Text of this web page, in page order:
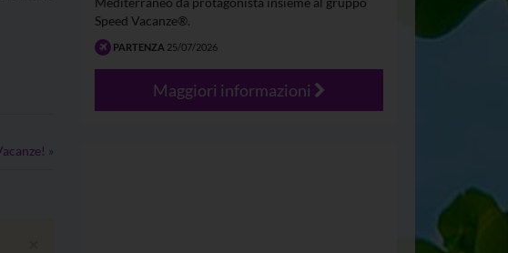
»
Speed Vacanze®.
PARTENZA 25/07/2026
Maggiori informazioni